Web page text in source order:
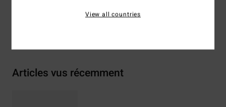
Articles vus récemment
View all countries